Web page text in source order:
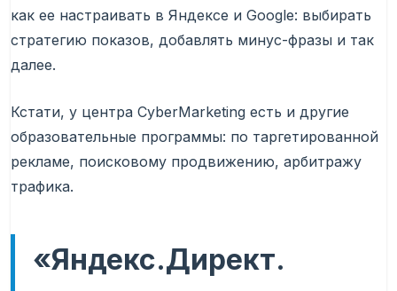
как ее настраивать в Яндексе и Google: выбирать
стратегию показов, добавлять минус-фразы и так
далее.
Кстати, у центра CyberMarketing есть и другие
образовательные программы: по таргетированной
рекламе, поисковому продвижению, арбитражу
трафика.
«Яндекс.Директ.